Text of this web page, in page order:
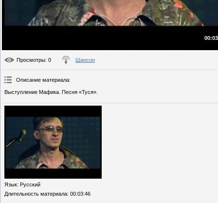
Просмотры: 0 Шансон
Описание материала:
Выступление Мафика. Песня «Туся».
Язык: Русский
Длительность материала: 00:03:46